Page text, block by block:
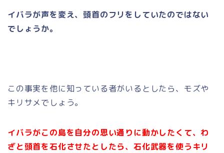
イバラが声を変え、頭首のフリをしていたのではない
でしょうか。
この事実を他に知っている者がいるとしたら、モズや
キリサメでしょう。
イバラがこの島を自分の思い通りに動かしたくて、わ
ざと頭首を石化させたとしたら、石化武器を使うキリ